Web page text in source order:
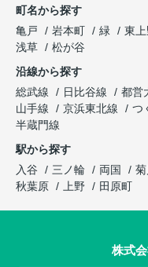
町名から探す
亀戸
岩本町 緑 東
浅草
松が谷
沿線から探す
総武線
日比谷線 都営
山手線
京浜東北線 つ
半蔵門線
駅から探す
入谷
三ノ輪 両国 菊
秋葉原
上野 田原町
株式